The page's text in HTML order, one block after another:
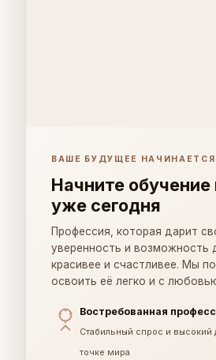
ВАШЕ БУДУЩЕЕ
Начните обучение
уже сегодня
Профессия, которая дарит
уверенность и возможность
красивее и счастливее. Мы
освоить её легко и с
Востребованная
Стабильный спрос и высокий
точке мира